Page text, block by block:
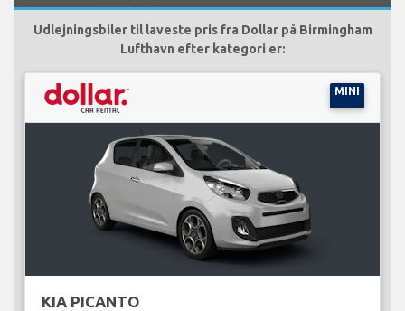
Udlejningsbiler til laveste pris fra Dollar på Birmingham
Lufthavn efter kategori er:
MINI
KIA PICANTO